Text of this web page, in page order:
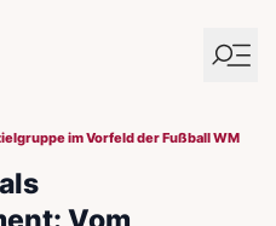
im Vorfeld der Fußball WM
Vom